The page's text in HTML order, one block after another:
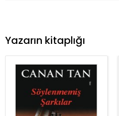
Yazarın kitaplığı